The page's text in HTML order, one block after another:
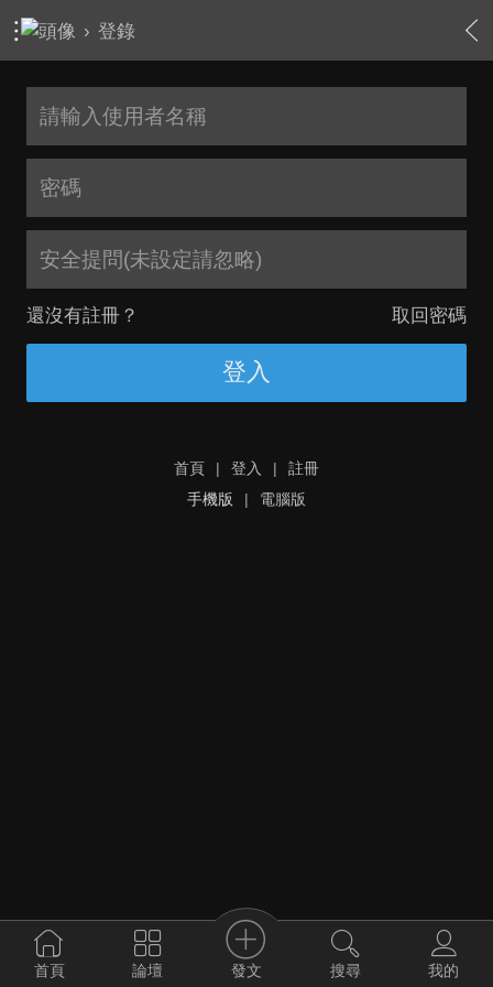
› 登錄
安全提問(未設定請忽略)
還沒有註冊？ 取回密碼
登入
首頁 | 登入 |
註冊
手機版
| 電腦版
首頁 論壇 發文 搜尋 我的